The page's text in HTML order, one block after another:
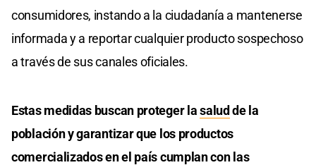
consumidores, instando a la ciudadanía a mantenerse
informada y a reportar cualquier producto sospechoso
a través de sus canales oficiales.
Estas medidas buscan proteger lasaludde la
población y garantizar que los productos
comercializados en el país cumplan con las